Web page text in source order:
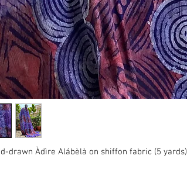
drawn Àdìre Alábèlà on shiffon fabric (5 yards)